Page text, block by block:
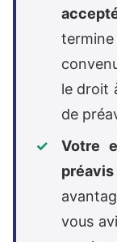
le droit
de
Votre
préavis
vous